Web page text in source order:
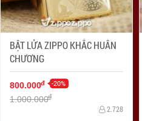
BẬT LỬA ZIPPO KHẮC HUÂN
CHƯƠNG
800.000đ -20%
1.000.000đ
2.728